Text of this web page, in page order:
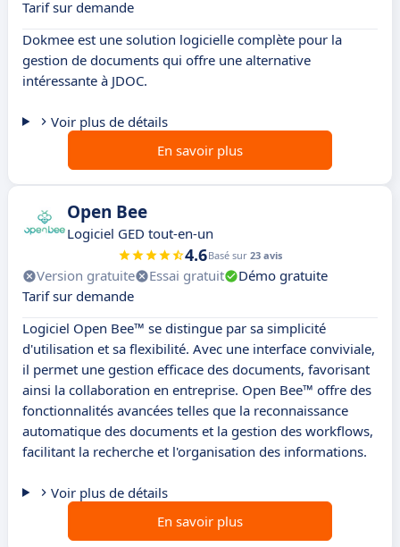
Tarif sur demande
Dokmee est une solution logicielle complète pour la
gestion de documents qui offre une alternative
intéressante à JDOC.
Voir plus de détails
En savoir plus
Open Bee
Logiciel GED tout-en-un
4.6Basé sur 23 avis
Version gratuite Essai gratuit
Démo gratuite
Tarif sur demande
Logiciel Open Bee™ se distingue par sa simplicité
d'utilisation et sa flexibilité. Avec une interface conviviale,
il permet une gestion efficace des documents, favorisant
ainsi la collaboration en entreprise. Open Bee™ offre des
fonctionnalités avancées telles que la reconnaissance
automatique des documents et la gestion des workflows,
facilitant la recherche et l'organisation des informations.
Voir plus de détails
En savoir plus